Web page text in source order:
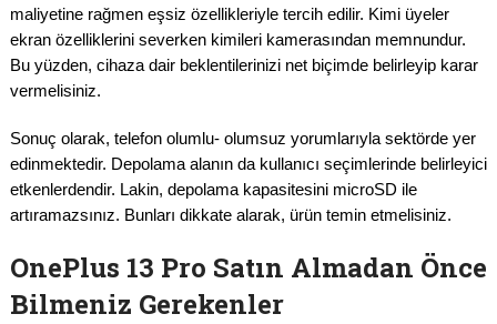
maliyetine rağmen eşsiz özellikleriyle tercih edilir. Kimi üyeler
ekran özelliklerini severken kimileri kamerasından memnundur.
Bu yüzden, cihaza dair beklentilerinizi net biçimde belirleyip karar
vermelisiniz.
Sonuç olarak, telefon olumlu- olumsuz yorumlarıyla sektörde yer
edinmektedir. Depolama alanın da kullanıcı seçimlerinde belirleyici
etkenlerdendir. Lakin, depolama kapasitesini microSD ile
artıramazsınız. Bunları dikkate alarak, ürün temin etmelisiniz.
OnePlus 13 Pro Satın Almadan Önce
Bilmeniz Gerekenler